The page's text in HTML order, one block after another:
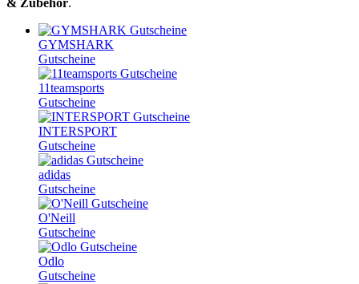
GYMSHARK
Gutscheine
11teamsports
Gutscheine
INTERSPORT
Gutscheine
adidas
Gutscheine
O'Neill
Gutscheine
Odlo
Gutscheine